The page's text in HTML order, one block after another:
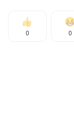
0 0